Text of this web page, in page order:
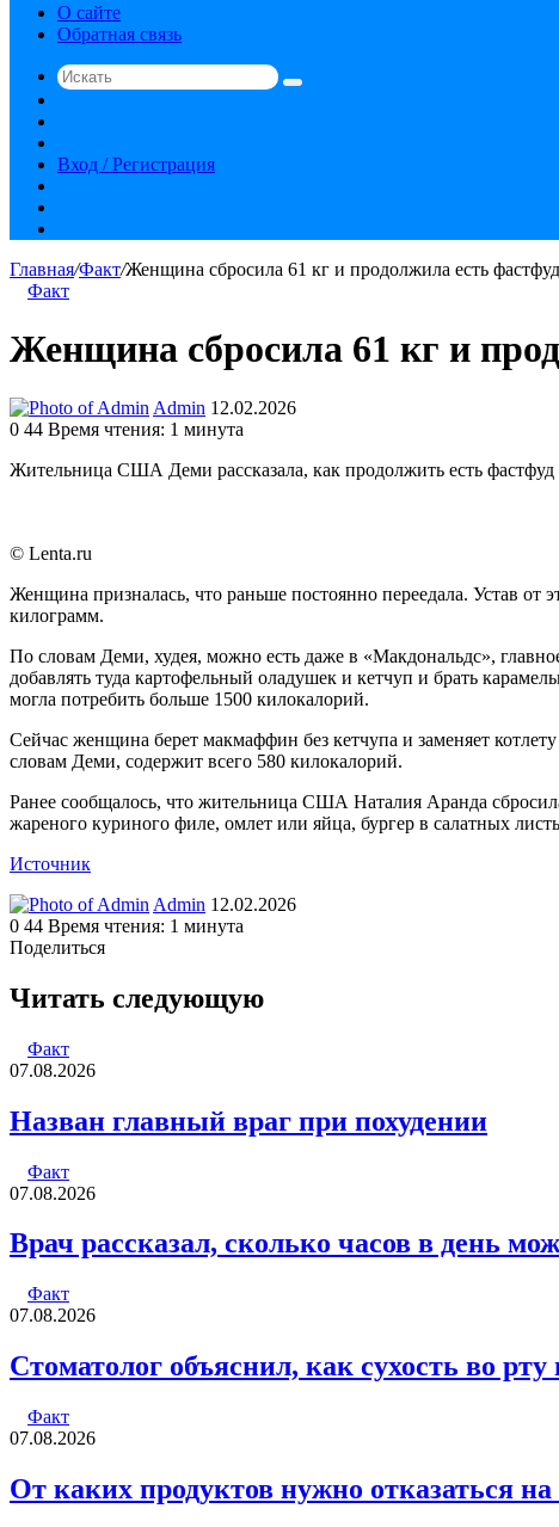
О сайте
Обратная связь
Искать
статья
Вход / Регистрация
Главная/Факт/Женщина сбросила 61 кг и продолжила есть фастфуд
Факт
Женщина сбросила 61 кг и
Admin Send
an
12.02.2026
0 44 Время чтения: 1 минута
Жительница США Деми рассказала, как продолжить есть фастфуд
© Lenta.ru
Женщина призналась, что раньше постоянно переедала. Устав
килограмм.
По словам Деми, худея, можно есть даже в «Макдональдс»,
добавлять туда картофельный оладушек и кетчуп и брать
могла потребить больше 1500 килокалорий.
Сейчас женщина берет макмаффин без кетчупа и заменяет
словам Деми, содержит всего 580 килокалорий.
Ранее сообщалось, что жительница США Наталия Аранда
жареного куриного филе, омлет или яйца, бургер в салатных
Источник
Admin Send
an
12.02.2026
0 44 Время чтения: 1 минута
Поделиться
через
электронную
Читать следующую
Факт
07.08.2026
Назван главный враг при похудении
Факт
07.08.2026
Врач рассказал, сколько часов в день
Факт
07.08.2026
Стоматолог объяснил, как сухость во
Факт
07.08.2026
От каких продуктов нужно отказаться